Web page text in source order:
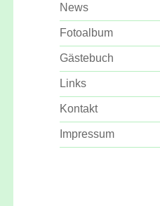
News
Fotoalbum
Gästebuch
Links
Kontakt
Impressum